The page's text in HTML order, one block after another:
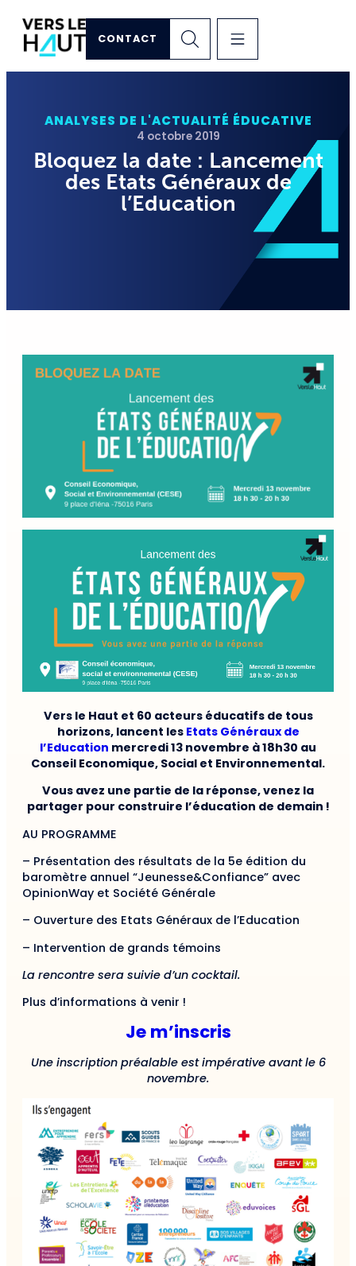
CONTACT
ANALYSES DE L'ACTUALITÉ ÉDUCATIVE
4 octobre 2019
Bloquez la date : Lancement
des Etats Généraux de
l’Education
Vers le Haut et 60 acteurs éducatifs de tous
horizons, lancent les Etats Généraux de
l’Education mercredi 13 novembre à 18h30 au
Conseil Economique, Social et Environnemental.
Vous avez une partie de la réponse, venez la
partager pour construire l’éducation de demain !
AU PROGRAMME
– Présentation des résultats de la 5e édition du
baromètre annuel “Jeunesse&Confiance” avec
OpinionWay et Société Générale
– Ouverture des Etats Généraux de l’Education
– Intervention de grands témoins
La rencontre sera suivie d’un cocktail.
Plus d’informations à venir !
Je m’inscris
Une inscription préalable est impérative avant le 6
novembre.